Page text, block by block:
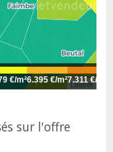
Leaflet
€/m²6.395 €/m²7.311 €/m²
sur l'offre